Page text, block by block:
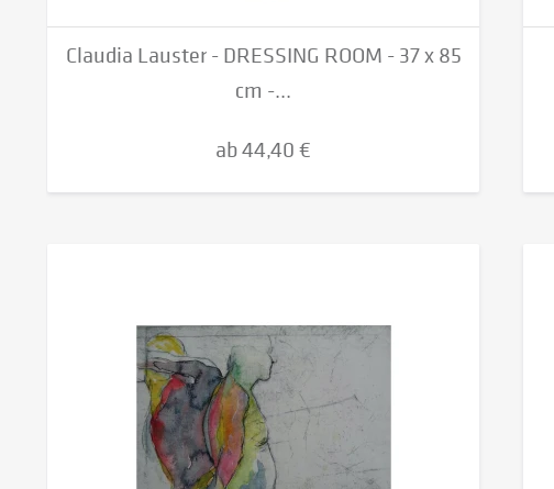
Claudia Lauster - DRESSING ROOM - 37 x 85
cm -...
ab 44,40 €